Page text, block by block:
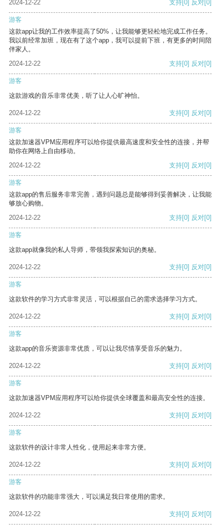
2024-12-22 支持 [0] 反对 [0]
游客
这款app让我的工作效率提高了50%，让我能够更轻松地完成工作任务。
我以前经常加班，现在有了这个app，我可以提前下班，有更多的时间陪
伴家人。
2024-12-22
支持[0] 反对[0]
游客
这款游戏的音乐非常优美，听了让人心旷神怡。
2024-12-22 支持[0] 反对[0]
游客
这款加速器VPM应用程序可以给你提供最高速度和安全性的连接，并帮
助你在网络上自由移动。
2024-12-22
支持[0] 反对[0]
游客
这款app的售后服务非常完善，遇到问题总是能够得到妥善解决，让我能
够放心购物。
2024-12-22
支持[0] 反对[0]
游客
这款app就像我的私人导师，带领我探索知识的奥秘。
2024-12-22 支持[0] 反对[0]
游客
这款软件的学习方式非常灵活，可以根据自己的需求选择学习方式。
2024-12-22 支持[0] 反对[0]
游客
这款app的音乐资源非常优质，可以让我尽情享受音乐的魅力。
2024-12-22 支持[0] 反对[0]
游客
这款加速器VPM应用程序可以给你提供全球覆盖和最高安全性的连接。
2024-12-22 支持[0] 反对[0]
游客
这款软件的设计非常人性化，使用起来非常方便。
2024-12-22 支持[0] 反对[0]
游客
这款软件的功能非常强大，可以满足我日常使用的需求。
2024-12-22 支持[0] 反对[0]